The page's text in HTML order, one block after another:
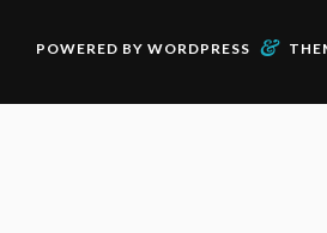
POWERED BY WORDPRESS &